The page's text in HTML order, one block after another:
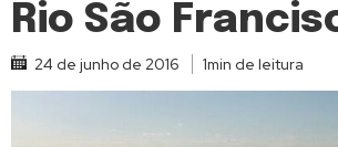
Rio São
24 de junho de 2016 1min de leitura